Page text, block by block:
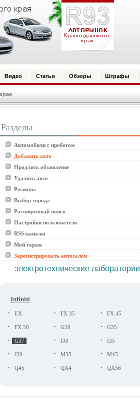
Видео Статьи Обзоры Штрафы
Разделы
Автомобили с пробегом
Добавить авто
Продлить объявление
Удалить авто
Регионы
Выбор города
Расширенный поиск
Настройки пользователя
RSS-каналы
Мой гараж
Зарегистрировать автосалон
электротехнические лаборатории
Infiniti
· EX · FX 35 · FX 45
· FX 50 · G20 · G35
· G37 · I30 · I35
· J30 · M35 · M45
· Q45 · QX4 · QX56